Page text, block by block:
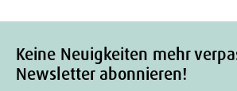
Keine Neuigkeiten mehr
Newsletter abonnieren!